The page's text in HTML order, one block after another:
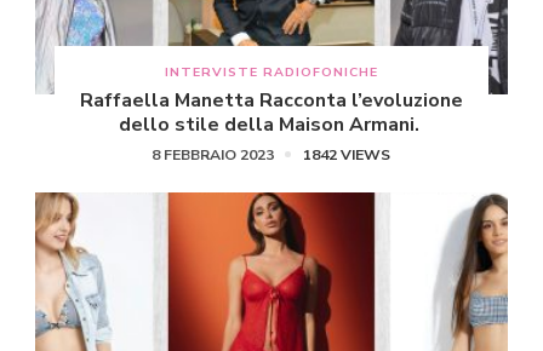
INTERVISTE RADIOFONICHE
Raffaella Manetta Racconta l’evoluzione
dello stile della Maison Armani.
8 FEBBRAIO 2023 1842 VIEWS